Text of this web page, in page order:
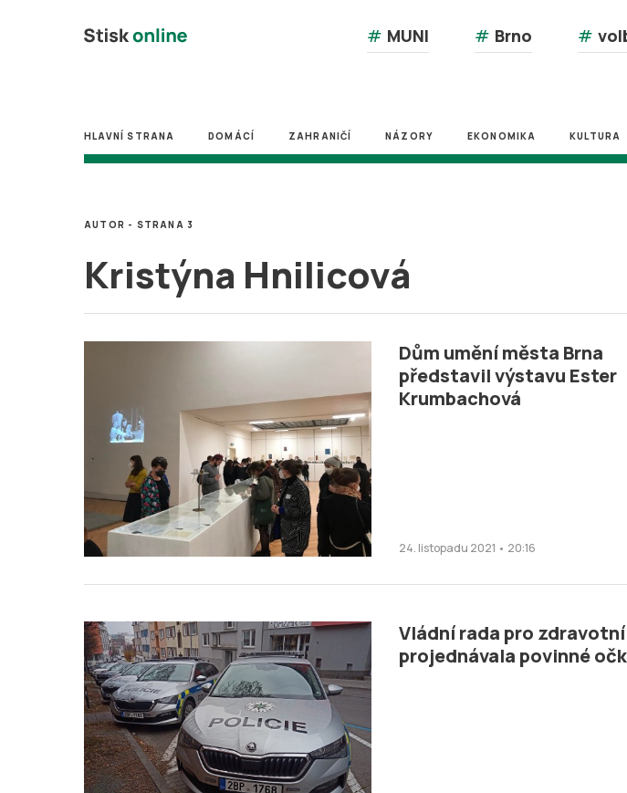
# MUNI # Brno #
HLAVNÍ STRANA DOMÁCÍ ZAHRANIČÍ NÁZORY EKONOMIKA KULTURA
Kristýna Hnilicová
AUTOR - STRANA 3
Dům umění města Brna
představil výstavu Ester
Krumbachová
24. listopadu 2021 • 20:16
Vládní rada pro
projednávala povinné